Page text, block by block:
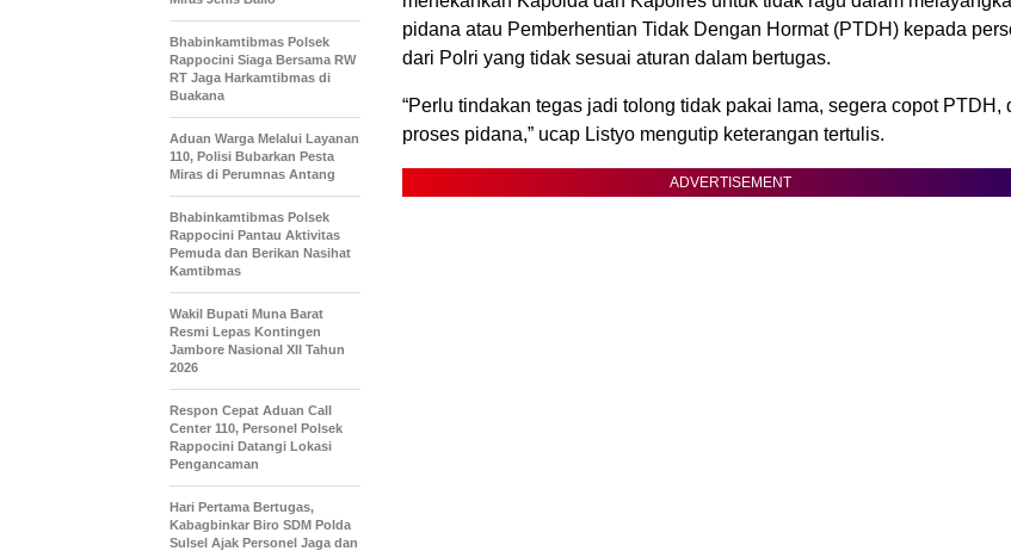
pidana atau Pemberhentian Tidak Dengan Hormat (PTDH) kepada
dari Polri yang tidak sesuai aturan dalam bertugas.
“Perlu tindakan tegas jadi tolong tidak pakai lama, segera copot PTDH,
proses pidana,” ucap Listyo mengutip keterangan tertulis.
ADVERTISEMENT
Bhabinkamtibmas Polsek
Rappocini Siaga Bersama RW
RT Jaga Harkamtibmas di
Buakana
Aduan Warga Melalui Layanan
110, Polisi Bubarkan Pesta
Miras di Perumnas Antang
Bhabinkamtibmas Polsek
Rappocini Pantau Aktivitas
Pemuda dan Berikan Nasihat
Kamtibmas
Wakil Bupati Muna Barat
Resmi Lepas Kontingen
Jambore Nasional XII Tahun
2026
Respon Cepat Aduan Call
Center 110, Personel Polsek
Rappocini Datangi Lokasi
Pengancaman
Hari Pertama Bertugas,
Kabagbinkar Biro SDM Polda
Sulsel Ajak Personel Jaga dan